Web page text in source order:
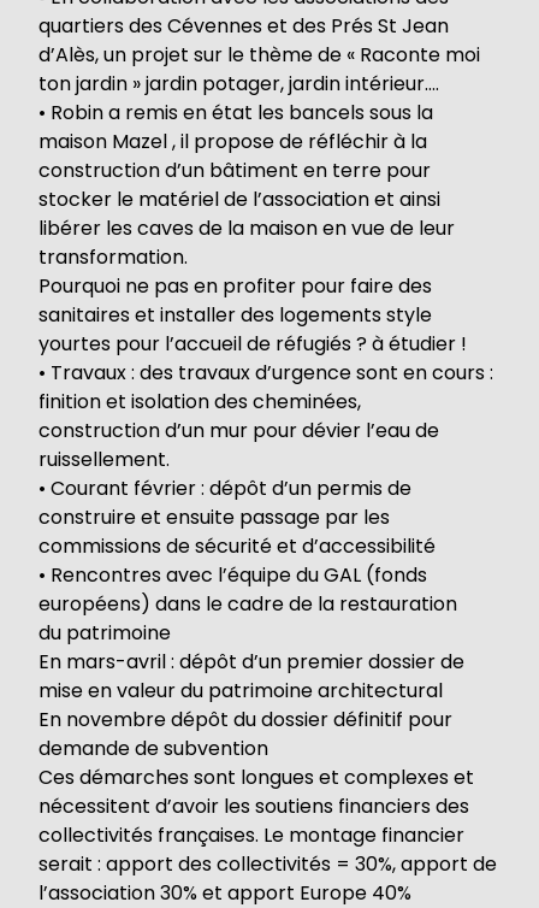
quartiers des Cévennes et des Prés St Jean
d’Alès, un projet sur le thème de « Raconte moi
ton jardin » jardin potager, jardin intérieur….
• Robin a remis en état les bancels sous la
maison Mazel , il propose de réfléchir à la
construction d’un bâtiment en terre pour
stocker le matériel de l’association et ainsi
libérer les caves de la maison en vue de leur
transformation.
Pourquoi ne pas en profiter pour faire des
sanitaires et installer des logements style
yourtes pour l’accueil de réfugiés ? à étudier !
• Travaux : des travaux d’urgence sont en cours :
finition et isolation des cheminées,
construction d’un mur pour dévier l’eau de
ruissellement.
• Courant février : dépôt d’un permis de
construire et ensuite passage par les
commissions de sécurité et d’accessibilité
• Rencontres avec l’équipe du GAL (fonds
européens) dans le cadre de la restauration
du patrimoine
En mars-avril : dépôt d’un premier dossier de
mise en valeur du patrimoine architectural
En novembre dépôt du dossier définitif pour
demande de subvention
Ces démarches sont longues et complexes et
nécessitent d’avoir les soutiens financiers des
collectivités françaises. Le montage financier
serait : apport des collectivités = 30%, apport de
l’association 30% et apport Europe 40%